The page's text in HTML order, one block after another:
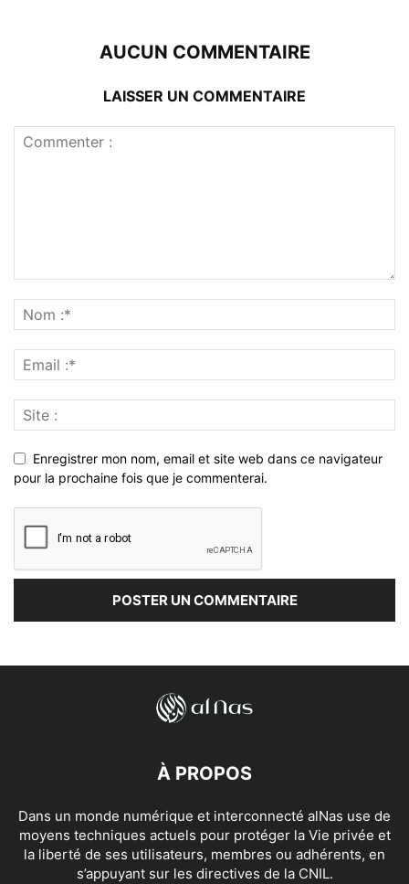
AUCUN COMMENTAIRE
LAISSER UN COMMENTAIRE
Enregistrer mon nom, email et site web dans ce navigateur
pour la prochaine fois que je commenterai.
À PROPOS
Dans un monde numérique et interconnecté alNas use de
moyens techniques actuels pour protéger la Vie privée et
la liberté de ses utilisateurs, membres ou adhérents, en
s’appuyant sur les directives de la CNIL.